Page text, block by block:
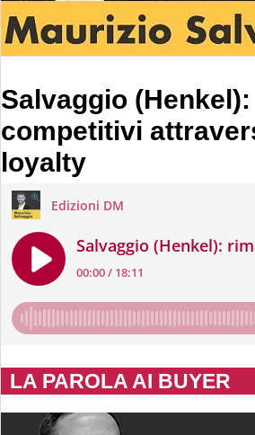
Salvaggio
competitivi
loyalty
LA PAROLA AI BUYER